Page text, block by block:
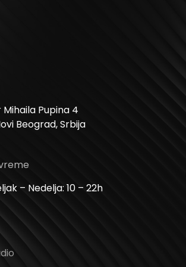
Mihaila Pupina 4
Beograd, Srbija
– Nedelja: 10 – 22h